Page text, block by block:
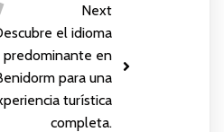
Next
el idioma
predominante en
para una
turística
completa.